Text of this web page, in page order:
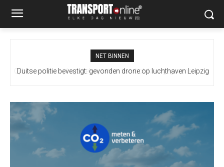
NET BINNEN
Duitse politie bevestigt: gevonden drone op luchthaven Leipzig